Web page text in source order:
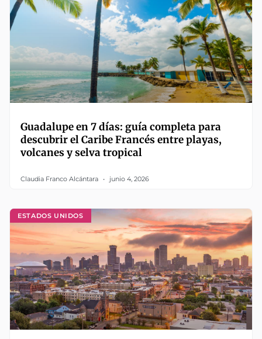
Guadalupe en 7 días: guía completa para
descubrir el Caribe Francés entre playas,
volcanes y selva tropical
Claudia Franco Alcántara junio 4, 2026
ESTADOS UNIDOS